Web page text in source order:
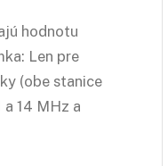
hodnotu
Len pre
(obe stanice
14 MHz a